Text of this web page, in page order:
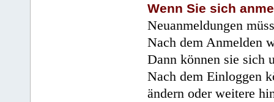
Wenn Sie sich
Neuanmeldungen
Nach dem Anmelden
Dann können sie sich
Nach dem Einloggen
ändern oder weitere